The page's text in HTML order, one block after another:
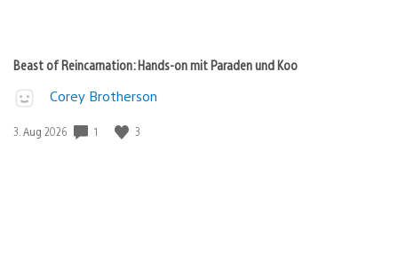
Beast of Reincarnation: Hands-on mit Paraden und Koo
Corey Brotherson
Veröffentlichungsdatum:
3. Aug 2026 1 3